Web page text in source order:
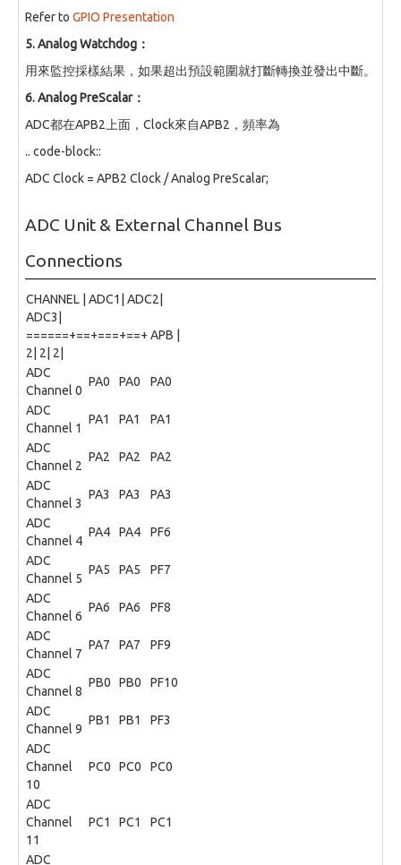
Refer to GPIO Presentation
5. Analog Watchdog：
用來監控採樣結果，如果超出預設範圍就打斷轉換並發出中斷。
6. Analog PreScalar：
ADC都在APB2上面，Clock來自APB2，頻率為
.. code-block::
ADC Clock = APB2 Clock / Analog PreScalar;
ADC Unit & External Channel Bus
Connections
CHANNEL | ADC1| ADC2|
ADC3|
======+==+===+==+ APB |
2| 2| 2|
ADC
Channel 0
PA0 PA0
PA0
ADC
Channel 1
PA1 PA1
PA1
ADC
Channel 2
PA2 PA2
PA2
ADC
Channel 3
PA3 PA3
PA3
ADC
Channel 4
PA4 PA4
PF6
ADC
Channel 5
PA5 PA5
PF7
ADC
Channel 6
PA6 PA6
PF8
ADC
Channel 7
PA7 PA7
PF9
ADC
Channel 8
PB0 PB0
PF10
ADC
Channel 9
PB1 PB1
PF3
ADC
Channel
10
PC0 PC0 PC0
ADC
Channel
11
PC1 PC1 PC1
ADC